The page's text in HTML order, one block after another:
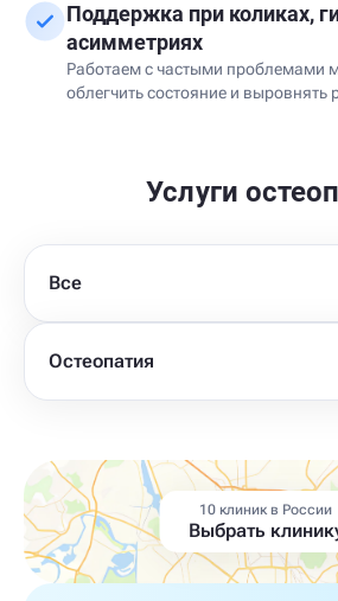
Поддержка при коликах,
асимметриях
Работаем с частыми проблемами
облегчить состояние и выровнять
Услуги
Все
Остеопатия
10 клиник в России
Выбрать